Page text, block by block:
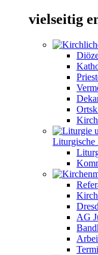
vielseitig
Liturgische
AG